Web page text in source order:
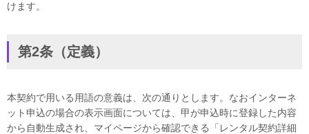
アコースティックピアノ
定額プラン
セフィーネ NS 0.8～1.5畳
けます。
第2条（定義）
本契約で用いる用語の意義は、次の通りとします。なおインターネ
ット申込の場合の表示画面については、甲が申込時に登録した内容
から自動生成され、マイページから確認できる「レンタル契約詳細